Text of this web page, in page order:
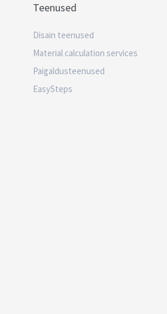
Teenused
Disain teenused
Material calculation services
Paigaldusteenused
EasySteps